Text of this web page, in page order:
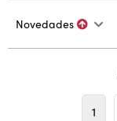
Novedades
1